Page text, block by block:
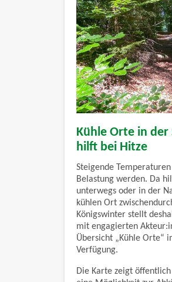
Kühle Orte in der
hilft bei Hitze
Steigende
Belastung werden. Da
unterwegs oder in der
kühlen Ort
Königswinter stellt
mit engagierten
Übersicht „Kühle Orte“
Verfügung.
Die Karte zeigt